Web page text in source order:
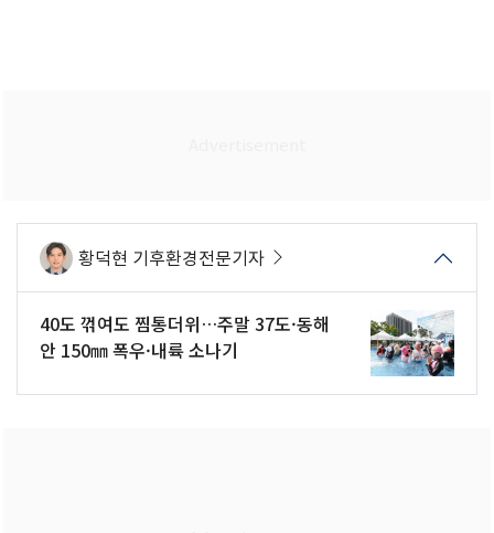
황덕현 기후환경전문기자
40도 꺾여도 찜통더위…주말 37도·동해
안 150㎜ 폭우·내륙 소나기